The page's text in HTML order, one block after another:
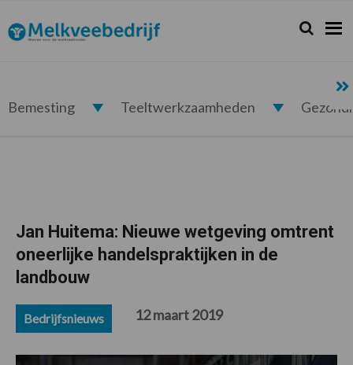
de
hoofdnavigatie
de
hoofd
de
eerste
de
voettekst
Melkveebedrijf.nl Zoeken...
Zoek
Bemesting Teeltwerkzaamheden
Jan Huitema: Nieuwe wetgeving omtrent
oneerlijke handelspraktijken in de
landbouw
Bedrijfsnieuws 12 maart 2019